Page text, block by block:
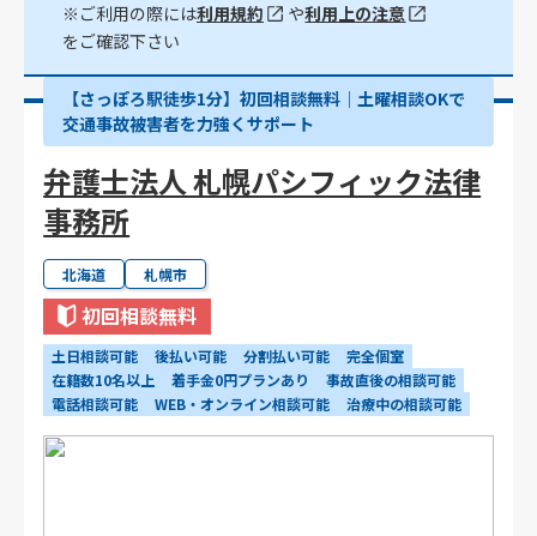
※ご利用の際には利用規約 や利用上の注意
をご確認下さい
【さっぽろ駅徒歩1分】初回相談無料｜土曜相談OKで
交通事故被害者を力強くサポート
弁護士法人 札幌パシフィック法律
事務所
北海道 札幌市
初回相談無料
土日相談可能 後払い可能 分割払い可能
完全個室
在籍数10名以上
着手金0円プランあり
事故直後の相談可能
電話相談可能
WEB・オンライン相談可能 治療中の相談可能